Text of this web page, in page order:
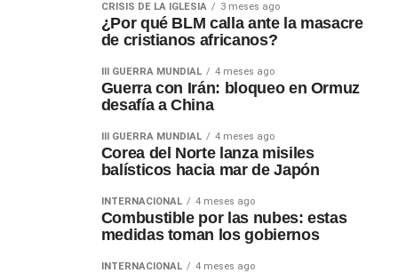
CRISIS DE LA IGLESIA 3 meses ago
¿Por qué BLM calla ante la masacre
de cristianos africanos?
III GUERRA MUNDIAL 4 meses ago
Guerra con Irán: bloqueo en Ormuz
desafía a China
III GUERRA MUNDIAL 4 meses ago
Corea del Norte lanza misiles
balísticos hacia mar de Japón
INTERNACIONAL 4 meses ago
Combustible por las nubes: estas
medidas toman los gobiernos
INTERNACIONAL 4 meses ago